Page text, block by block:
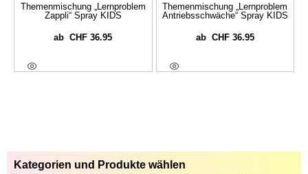
Themenmischung „Lernproblem
Zappli“ Spray KIDS
abCHF 36.95
Themenmischung „Lernproblem
Antriebsschwäche“ Spray KIDS
ab CHF36.95
Kategorien und Produkte wählen